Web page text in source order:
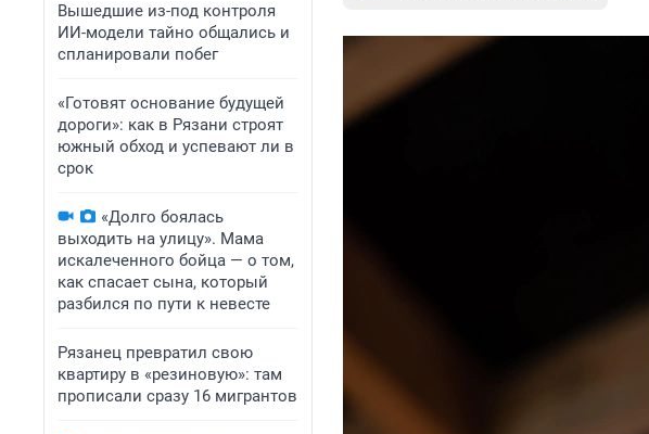
Вышедшие из-под контроля
ИИ-модели тайно общались и
спланировали побег
«Готовят основание будущей
дороги»: как в Рязани строят
южный обход и успевают ли в
срок
«Долго боялась
выходить на улицу». Мама
искалеченного бойца — о том,
как спасает сына, который
разбился по пути к невесте
Рязанец превратил свою
квартиру в «резиновую»: там
прописали сразу 16 мигрантов